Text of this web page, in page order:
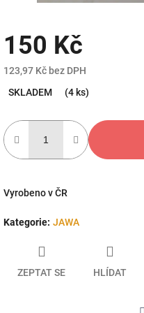
150 Kč
123,97 Kč bez DPH
cena:
SKLADEM (4 ks)
Vyrobeno v ČR
Kategorie: JAWA
ZEPTAT SE HLÍDAT